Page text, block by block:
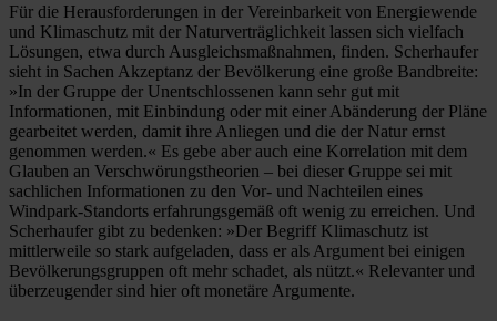
Für die Herausforderungen in der Vereinbarkeit von Energiewende
und Klimaschutz mit der Naturverträglichkeit lassen sich vielfach
Lösungen, etwa durch Ausgleichsmaßnahmen, finden. Scherhaufer
sieht in Sachen Akzeptanz der Bevölkerung eine große Bandbreite:
»In der Gruppe der Unentschlossenen kann sehr gut mit
Informationen, mit Einbindung oder mit einer Abänderung der Pläne
gearbeitet werden, damit ihre Anliegen und die der Natur ernst
genommen werden.« Es gebe aber auch eine Korrelation mit dem
Glauben an Verschwörungstheorien – bei dieser Gruppe sei mit
sachlichen Informationen zu den Vor- und Nachteilen eines
Windpark-Standorts erfahrungsgemäß oft wenig zu erreichen. Und
Scherhaufer gibt zu bedenken: »Der Begriff Klimaschutz ist
mittlerweile so stark aufgeladen, dass er als Argument bei einigen
Bevölkerungsgruppen oft mehr schadet, als nützt.« Relevanter und
überzeugender sind hier oft monetäre Argumente.